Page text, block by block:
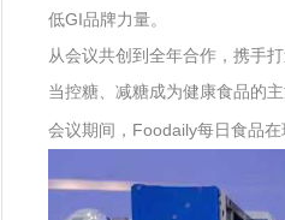
低GI品牌力量。
从会议共创到全年合作，携手
当控糖、减糖成为健康食品的
会议期间，Foodaily每日食品